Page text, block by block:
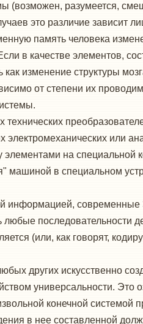
(возможен, разумеется,
это различие зависит
память человека
в качестве элементов,
как изменение структуры
от степени их
технических
или
на
машиной в специальном
информацией,
последовательности
(или, как говорят,
других искусственно
универсальности. Это
конечной системой
в нее составленной